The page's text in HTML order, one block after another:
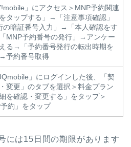
」にアクセス＞MNP予約関連
タップする」→「注意事項確認」
の暗証番号入力」→「本人確認をす
MNP予約番号の発行」→アンケー
る→「予約番号発行の転出時期を
予約番号取得
」にログインした後、「契
変更」のタブを選択＞料金プラン
を確認・変更する」をタップ＞
予約」をタップ
には15日間の期限があります